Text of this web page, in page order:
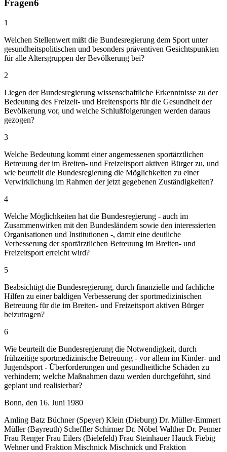
Fragen6
1
Welchen Stellenwert mißt die Bundesregierung dem Sport unter
gesundheitspolitischen und besonders präventiven Gesichtspunkten
für alle Altersgruppen der Bevölkerung bei?
2
Liegen der Bundesregierung wissenschaftliche Erkenntnisse zu der
Bedeutung des Freizeit- und Breitensports für die Gesundheit der
Bevölkerung vor, und welche Schlußfolgerungen werden daraus
gezogen?
3
Welche Bedeutung kommt einer angemessenen sportärztlichen
Betreuung der im Breiten- und Freizeitsport aktiven Bürger zu, und
wie beurteilt die Bundesregierung die Möglichkeiten zu einer
Verwirklichung im Rahmen der jetzt gegebenen Zuständigkeiten?
4
Welche Möglichkeiten hat die Bundesregierung - auch im
Zusammenwirken mit den Bundesländern sowie den interessierten
Organisationen und Institutionen -, damit eine deutliche
Verbesserung der sportärztlichen Betreuung im Breiten- und
Freizeitsport erreicht wird?
5
Beabsichtigt die Bundesregierung, durch finanzielle und fachliche
Hilfen zu einer baldigen Verbesserung der sportmedizinischen
Betreuung für die im Breiten- und Freizeitsport aktiven Bürger
beizutragen?
6
Wie beurteilt die Bundesregierung die Notwendigkeit, durch
frühzeitige sportmedizinische Betreuung - vor allem im Kinder- und
Jugendsport - Überforderungen und gesundheitliche Schäden zu
verhindern; welche Maßnahmen dazu werden durchgeführt, sind
geplant und realisierbar?
Bonn, den 16. Juni 1980
Amling Batz Büchner (Speyer) Klein (Dieburg) Dr. Müller-Emmert
Müller (Bayreuth) Scheffler Schirmer Dr. Nöbel Walther Dr. Penner
Frau Renger Frau Eilers (Bielefeld) Frau Steinhauer Hauck Fiebig
Wehner und Fraktion Mischnick Mischnick und Fraktion